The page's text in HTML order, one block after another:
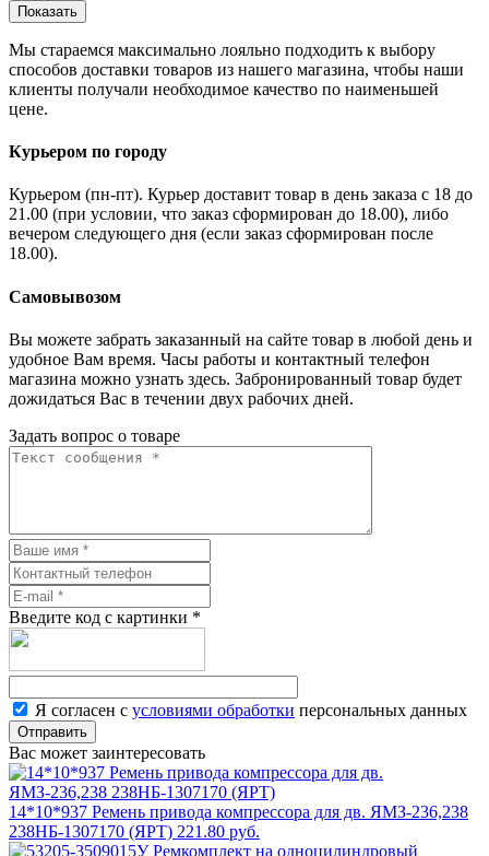
Показать
Мы стараемся максимально лояльно подходить к выбору
способов доставки товаров из нашего магазина, чтобы наши
клиенты получали необходимое качество по наименьшей
цене.
Курьером по городу
Курьером (пн-пт). Курьер доставит товар в день заказа с 18 до
21.00 (при условии, что заказ сформирован до 18.00), либо
вечером следующего дня (если заказ сформирован после
18.00).
Самовывозом
Вы можете забрать заказанный на сайте товар в любой день и
удобное Вам время. Часы работы и контактный телефон
магазина можно узнать здесь. Забронированный товар будет
дожидаться Вас в течении двух рабочих дней.
Задать вопрос о товаре
Введите код с картинки *
Я согласен с условиями обработки персональных данных
Отправить
Вас может заинтересовать
14*10*937 Ремень привода компрессора для дв. ЯМЗ-236,238
238НБ-1307170 (ЯРТ) 221.80 руб.